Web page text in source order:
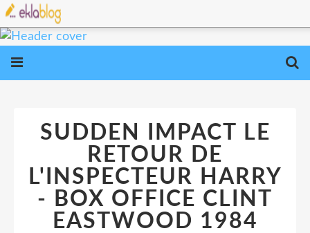
SUDDEN IMPACT LE
RETOUR DE
L'INSPECTEUR HARRY
- BOX OFFICE CLINT
EASTWOOD 1984